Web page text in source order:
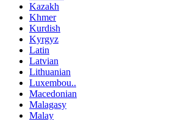
Kazakh
Khmer
Kurdish
Kyrgyz
Latin
Latvian
Lithuanian
Luxembou..
Macedonian
Malagasy
Malay